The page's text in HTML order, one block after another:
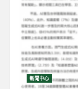
新聞中心